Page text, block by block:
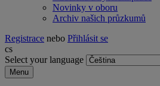
Novinky v oboru
Archiv našich průzkumů
Registrace nebo Přihlásit se
cs
Select your language
Menu